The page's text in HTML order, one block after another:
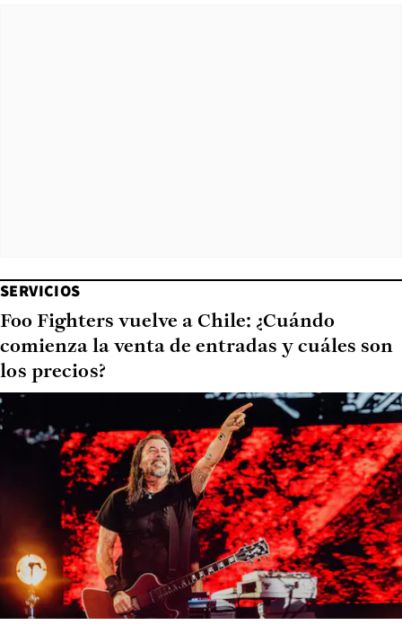
SERVICIOS
Foo Fighters vuelve a Chile: ¿Cuándo
comienza la venta de entradas y cuáles son
los precios?